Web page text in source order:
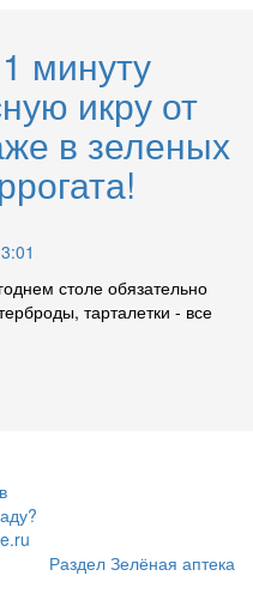
минуту
икру от
в зеленых
столе обязательно
тарталетки - все
Раздел Зелёная аптека